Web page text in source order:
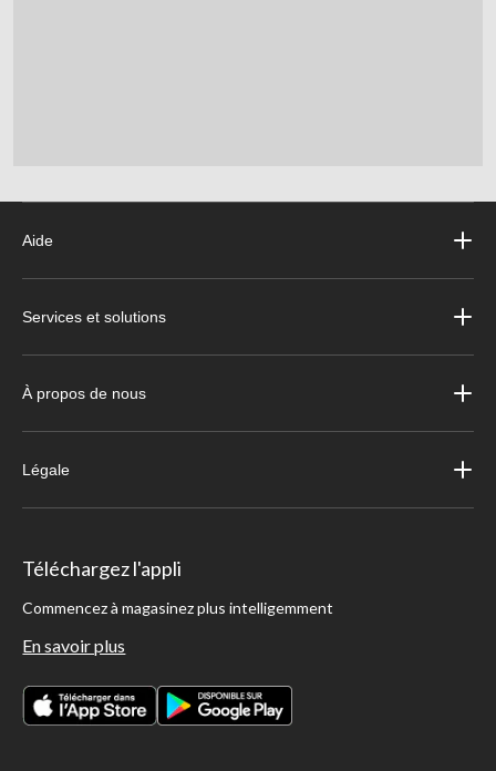
Aide
Services et solutions
À propos de nous
Légale
Téléchargez l'appli
Commencez à magasinez plus intelligemment
En savoir plus